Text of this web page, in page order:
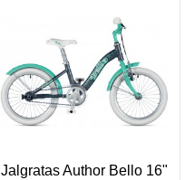
Jalgratas Author Bello 16"